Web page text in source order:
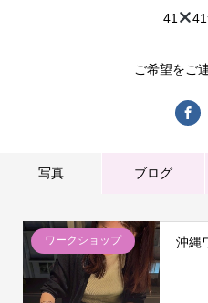
41
ご希望をご
写真 ブログ
ワークショップ 沖縄